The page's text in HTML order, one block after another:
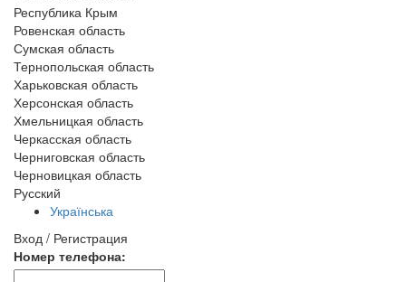
Республика Крым
Ровенская область
Сумская область
Тернопольская область
Харьковская область
Херсонская область
Хмельницкая область
Черкасская область
Черниговская область
Черновицкая область
Русский
Українська
Вход / Регистрация
Номер телефона: